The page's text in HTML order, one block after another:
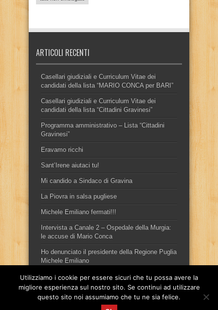
ARTICOLI RECENTI
Casellari giudiziali e Curriculum Vitae dei
candidati della lista “MARIO CONCA per BARI”
Casellari giudiziali e Curriculum Vitae dei
candidati della lista “Cittadini Gravinesi”
Programma amministrativo – Lista “Cittadini
Gravinesi”
Eravamo ricchi
Sant’Irene aiutaci tu!
Mi candido a Sindaco di Gravina
La Piovra in salsa pugliese
Michele Emiliano fermati!!!
Intervista a Canale 2 – Ospedale della Murgia:
le accuse di Mario Conca
Ho denunciato il presidente della Regione Puglia
Michele Emiliano
Utilizziamo i cookie per essere sicuri che tu possa avere la
migliore esperienza sul nostro sito. Se continui ad utilizzare
questo sito noi assumiamo che tu ne sia felice.